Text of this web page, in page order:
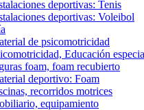
deportivas: Tenis
deportivas: Voleibol
de psicomotricidad
Educación
foam, foam recubierto
deportivo: Foam
recorridos motrices
equipamiento